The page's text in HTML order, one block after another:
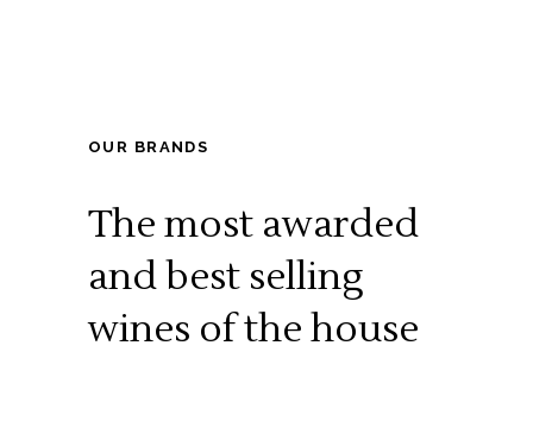
OUR BRANDS
The most awarded
andbest selling
wines of the house